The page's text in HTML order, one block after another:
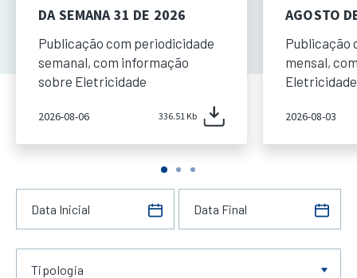
DA SEMANA 31 DE 2026
Publicação com periodicidade
semanal, com informação
sobre Eletricidade
2026-08-06 336.51 Kb
AGOSTO
Publicação
mensal,
Eletricidade
2026-08-03
Tipologia